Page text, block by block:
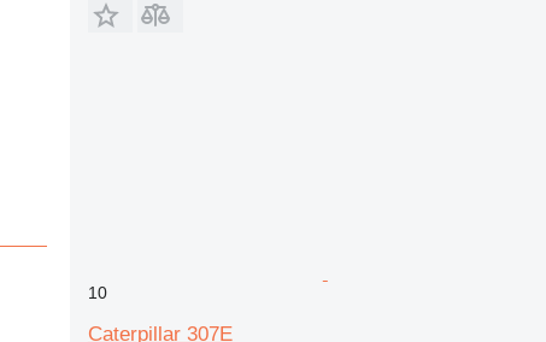
10
Caterpillar 307E